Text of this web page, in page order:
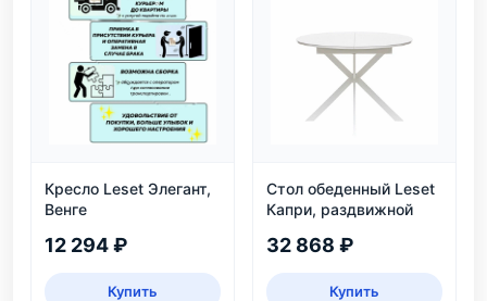
Кресло Leset Элегант,
Венге
12 294 ₽
Купить
Стол обеденный Leset
Капри, раздвижной
32 868 ₽
Купить